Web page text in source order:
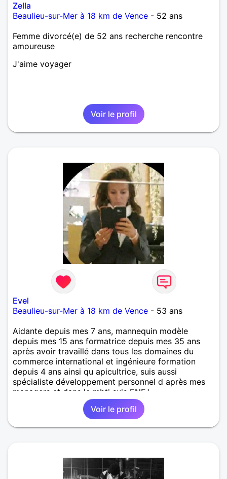
Zella
Beaulieu-sur-Mer à 18 km de Vence - 52 ans
Femme divorcé(e) de 52 ans recherche rencontre
amoureuse
J'aime voyager
Voir le profil
Evel
Beaulieu-sur-Mer à 18 km de Vence - 53 ans
Aidante depuis mes 7 ans, mannequin modèle
depuis mes 15 ans formatrice depuis mes 35 ans
après avoir travaillé dans tous les domaines du
commerce international et ingénieure formation
depuis 4 ans ainsi qu apicultrice, suis aussi
spécialiste développement personnel d après mes
managers et dans le mbti suis ENFJ...
Voir le profil